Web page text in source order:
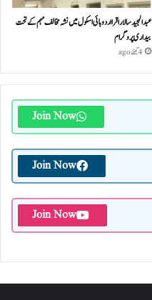
عبدالمجید سالار اقرا اردو ہائی اسکول میں نشہ مخالف مہم کے تحت
بیداری پروگرام
4 گھنٹے ago
Join Now
Join Now
Join Now